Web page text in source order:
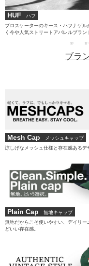
HUF
ハフ
プロスケーターのキース・ハフナゲ
く今や人気ストリートアパレルブラン
ブラ
Mesh Cap
メッシュキャップ
涼しげなメッシュ仕様と存在感あるデ
Plain Cap
無地キャップ
無地だからこそ使いやすい、デイリ
どいい存在感。